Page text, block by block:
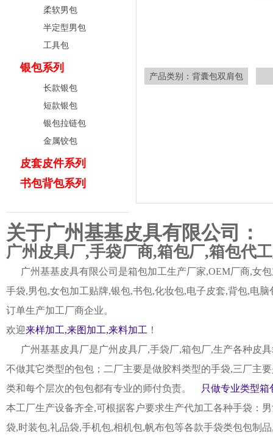
柔软男包
半定型男包
工具包
银包系列
长款银包
短款银包
银包拉链包
金属铰包
皮套皮件系列
书包背包系列
产品类别：背囊包双肩包
关于广州基基皮具有限公司：
广州皮具厂,手袋厂商,箱包厂,箱包代
广州基基皮具有限公司是箱包加工生产厂家,OEM厂商,女
手袋,男包,女包加工贴牌,银包,书包,化妆包,电子皮套,背包,电
订单生产加工厂商企业。
欢迎来样加工,来图加工,来料加工 ！
广州基基皮具厂是广州皮具厂,手袋厂,箱包厂,生产各种皮
不做其它类型的包包；二厂主要是做胶料类型的手袋,三厂主
类和每个层次的包包都有专业的师付负责。
只做专业类型箱
本工厂生产设备齐全,可根据客户要求生产代加工各种手袋：
袋,时装包,礼品袋,手机包,相机包,帆布包等各款手袋类包包制